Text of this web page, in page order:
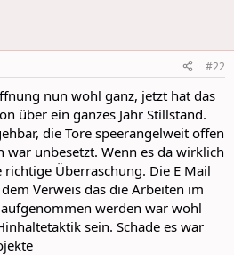
#22
nun wohl ganz, jetzt hat das
über ein ganzes Jahr Stillstand.
die Tore speerangelweit offen
war unbesetzt. Wenn es da wirklich
Überraschung. Die E Mail
Verweis das die Arbeiten im
werden war wohl
sein. Schade es war